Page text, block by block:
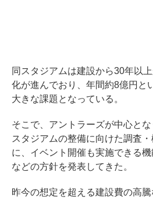
同スタジアムは建設から30年以
化が進んでおり、年間約8億円と
大きな課題となっている。
そこで、アントラーズが中心と
スタジアムの整備に向けた調査
に、イベント開催も実施できる
などの方針を発表してきた。
昨今の想定を超える建設費の高